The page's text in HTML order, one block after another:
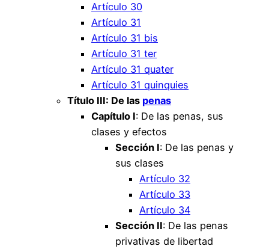
Artículo 30
Artículo 31
Artículo 31 bis
Artículo 31 ter
Artículo 31 quater
Artículo 31 quinquies
Título III: De las penas
Capítulo I: De las penas, sus
clases y efectos
Sección I: De las penas y
sus clases
Artículo 32
Artículo 33
Artículo 34
Sección II: De las penas
privativas de libertad